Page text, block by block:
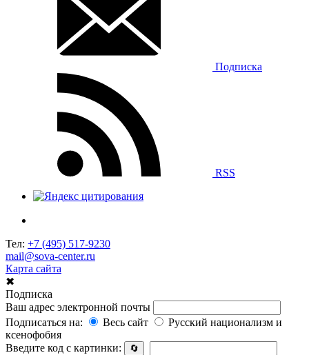
Подписка
RSS
Тел: +7 (495) 517-9230
mail@sova-center.ru
Карта сайта
✖
Подписка
Ваш адрес электронной почты
Подписаться на:
Весь сайт
Русский национализм и
ксенофобия
Введите код с картинки:
🔄